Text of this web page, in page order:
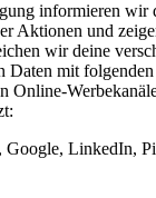
informieren wir
Aktionen und
wir deine
Daten mit
Online-
Google, LinkedIn,